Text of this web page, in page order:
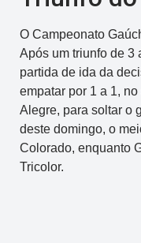
O Campeonato
Após um triunfo de 3
partida de ida da
empatar por 1 a 1,
Alegre, para soltar o
deste domingo, o
Colorado, enquanto
Tricolor.